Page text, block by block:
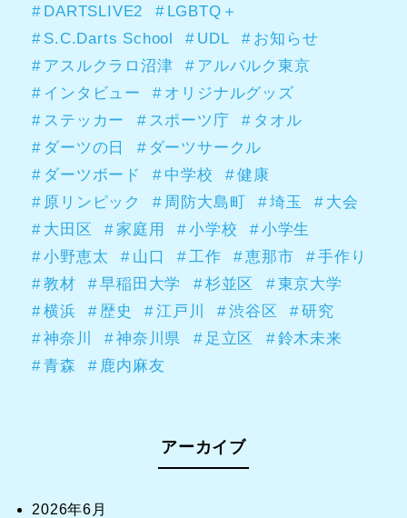
DARTSLIVE2
LGBTQ＋
S.C.Darts School
UDL
お知らせ
アスルクラロ沼津
アルバルク東京
インタビュー
オリジナルグッズ
ステッカー
スポーツ庁
タオル
ダーツの日
ダーツサークル
ダーツボード
中学校
健康
原リンピック
周防大島町 埼玉
大会
大田区
家庭用 小学校
小学生
小野恵太
山口 工作 恵那市
手作り
教材
早稲田大学 杉並区
東京大学
横浜
歴史 江戸川 渋谷区
研究
神奈川
神奈川県 足立区
鈴木未来
青森
鹿内麻友
アーカイブ
2026年6月